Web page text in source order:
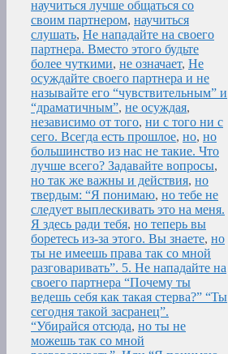
научиться лучше общаться со
своим партнером, научиться
слушать, Не нападайте на своего
партнера. Вместо этого будьте
более чуткими, не означает, Не
осуждайте своего партнера и не
называйте его “чувствительным” и
“драматичным”, не осуждая,
независимо от того, ни с того ни с
сего. Всегда есть прошлое, но, но
большинство из нас не такие. Что
лучше всего? Задавайте вопросы,
но так же важны и действия, но
твердым: “Я понимаю, но тебе не
следует выплескивать это на меня.
Я здесь ради тебя, но теперь вы
боретесь из-за этого. Вы знаете, но
ты не имеешь права так со мной
разговаривать”. 5. Не нападайте на
своего партнера “Почему ты
ведешь себя как такая стерва?” “Ты
сегодня такой засранец”.
“Убирайся отсюда, но ты не
можешь так со мной